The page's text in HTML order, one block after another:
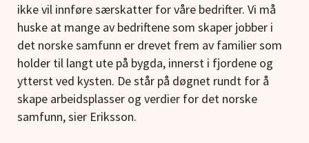
ikke vil innføre særskatter for våre bedrifter. Vi må
huske at mange av bedriftene som skaper jobber i
det norske samfunn er drevet frem av familier som
holder til langt ute på bygda, innerst i fjordene og
ytterst ved kysten. De står på døgnet rundt for å
skape arbeidsplasser og verdier for det norske
samfunn, sier Eriksson.